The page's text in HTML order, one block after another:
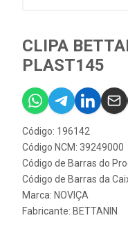
CLIPA
PLAST145
Código: 196142
Código NCM: 39249000
Código de Barras do
Código de Barras da
Marca: NOVIÇA
Fabricante: BETTANIN